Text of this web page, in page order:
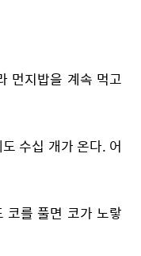
먼지밥을 계속 먹고
수십 개가 온다. 어
코를 풀면 코가 노랗